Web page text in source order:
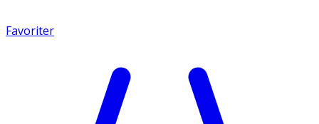
Favoriter